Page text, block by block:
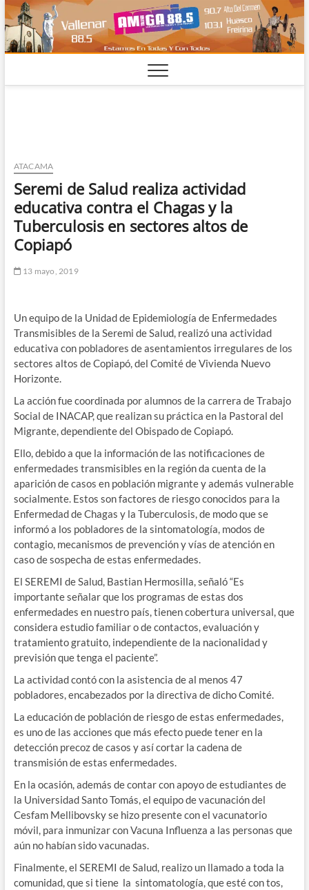
Saltar
al
contenido
ATACAMA
Seremi de Salud realiza actividad
educativa contra el Chagas y la
Tuberculosis en sectores altos de
Copiapó
13 mayo, 2019
Un equipo de la Unidad de Epidemiología de Enfermedades
Transmisibles de la Seremi de Salud, realizó una actividad
educativa con pobladores de asentamientos irregulares de los
sectores altos de Copiapó, del Comité de Vivienda Nuevo
Horizonte.
La acción fue coordinada por alumnos de la carrera de Trabajo
Social de INACAP, que realizan su práctica en la Pastoral del
Migrante, dependiente del Obispado de Copiapó.
Ello, debido a que la información de las notificaciones de
enfermedades transmisibles en la región da cuenta de la
aparición de casos en población migrante y además vulnerable
socialmente. Estos son factores de riesgo conocidos para la
Enfermedad de Chagas y la Tuberculosis, de modo que se
informó a los pobladores de la sintomatología, modos de
contagio, mecanismos de prevención y vías de atención en
caso de sospecha de estas enfermedades.
El SEREMI de Salud, Bastian Hermosilla, señaló “Es
importante señalar que los programas de estas dos
enfermedades en nuestro país, tienen cobertura universal, que
considera estudio familiar o de contactos, evaluación y
tratamiento gratuito, independiente de la nacionalidad y
previsión que tenga el paciente”.
La actividad contó con la asistencia de al menos 47
pobladores, encabezados por la directiva de dicho Comité.
La educación de población de riesgo de estas enfermedades,
es uno de las acciones que más efecto puede tener en la
detección precoz de casos y así cortar la cadena de
transmisión de estas enfermedades.
En la ocasión, además de contar con apoyo de estudiantes de
la Universidad Santo Tomás, el equipo de vacunación del
Cesfam Mellibovsky se hizo presente con el vacunatorio
móvil, para inmunizar con Vacuna Influenza a las personas que
aún no habían sido vacunadas.
Finalmente, el SEREMI de Salud, realizo un llamado a toda la
comunidad, que si tiene la sintomatología, que esté con tos,